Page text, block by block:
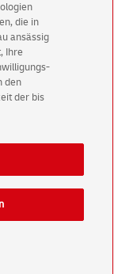
Post AG
Hinweise
die in
ansässig
Ihre
den
der bis